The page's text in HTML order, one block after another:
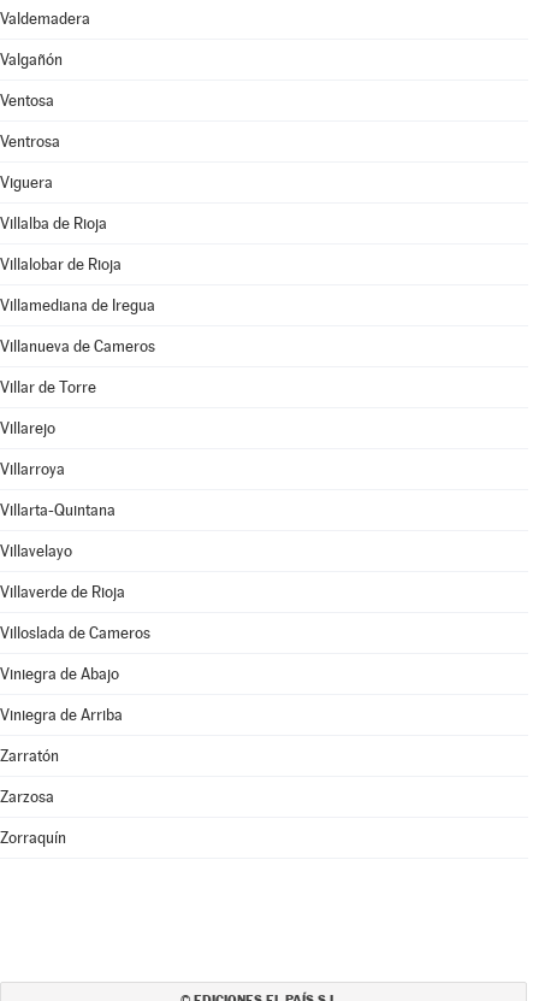
Valdemadera
Valgañón
Ventosa
Ventrosa
Viguera
Villalba de Rioja
Villalobar de Rioja
Villamediana de Iregua
Villanueva de Cameros
Villar de Torre
Villarejo
Villarroya
Villarta-Quintana
Villavelayo
Villaverde de Rioja
Villoslada de Cameros
Viniegra de Abajo
Viniegra de Arriba
Zarratón
Zarzosa
Zorraquín